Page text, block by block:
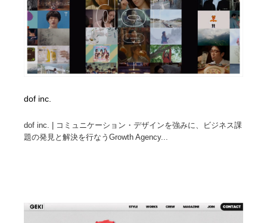
dof inc.
dof inc. | コミュニケーション・デザインを強みに、ビジネス課
題の発見と解決を行なうGrowth Agency...